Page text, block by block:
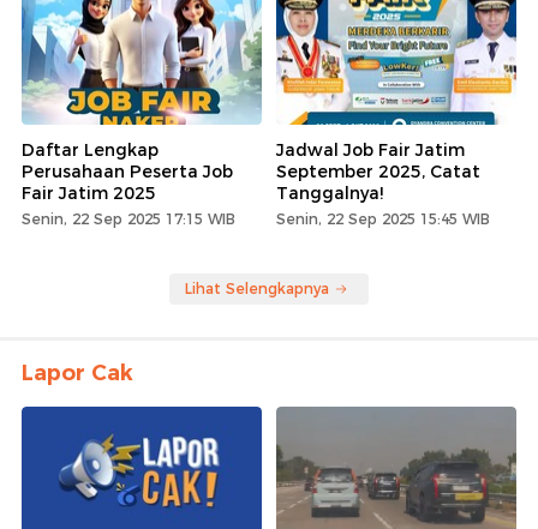
Daftar Lengkap
Perusahaan Peserta Job
Fair Jatim 2025
Senin, 22 Sep 2025 17:15 WIB
Jadwal Job Fair Jatim
September 2025, Catat
Tanggalnya!
Senin, 22 Sep 2025 15:45 WIB
Lihat Selengkapnya
Lapor Cak